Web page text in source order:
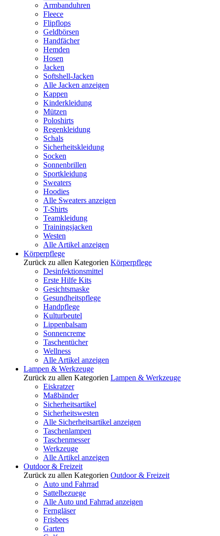
Armbanduhren
Fleece
Flipflops
Geldbörsen
Handfächer
Hemden
Hosen
Jacken
Softshell-Jacken
Alle Jacken anzeigen
Kappen
Kinderkleidung
Mützen
Poloshirts
Regenkleidung
Schals
Sicherheitskleidung
Socken
Sonnenbrillen
Sportkleidung
Sweaters
Hoodies
Alle Sweaters anzeigen
T-Shirts
Teamkleidung
Trainingsjacken
Westen
Alle Artikel anzeigen
Körperpflege
Zurück zu allen Kategorien Körperpflege
Desinfektionsmittel
Erste Hilfe Kits
Gesichtsmaske
Gesundheitspflege
Handpflege
Kulturbeutel
Lippenbalsam
Sonnencreme
Taschentücher
Wellness
Alle Artikel anzeigen
Lampen & Werkzeuge
Zurück zu allen Kategorien Lampen & Werkzeuge
Eiskratzer
Maßbänder
Sicherheitsartikel
Sicherheitswesten
Alle Sicherheitsartikel anzeigen
Taschenlampen
Taschenmesser
Werkzeuge
Alle Artikel anzeigen
Outdoor & Freizeit
Zurück zu allen Kategorien Outdoor & Freizeit
Auto und Fahrrad
Sattelbezuege
Alle Auto und Fahrrad anzeigen
Ferngläser
Frisbees
Garten